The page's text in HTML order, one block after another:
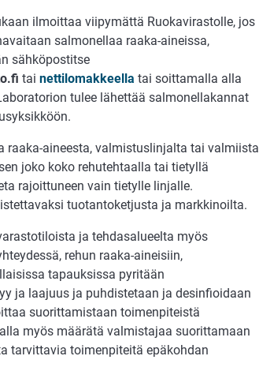
ilmoittaa viipymättä Ruokavirastolle, jos
salmonellaa raaka-aineissa,
sähköpostitse
tai nettilomakkeella tai soittamalla alla
tulee lähettää salmonellakannat
aineesta, valmistuslinjalta tai valmiista
joko koko rehutehtaalla tai tietyllä
rajoittuneen vain tietylle linjalle.
tuotantoketjusta ja markkinoilta.
ja tehdasalueelta myös
rehun raaka-aineisiin,
tapauksissa pyritään
ja laajuus ja puhdistetaan ja desinfioidaan
suorittamistaan toimenpiteistä
myös määrätä valmistajaa suorittamaan
tarvittavia toimenpiteitä epäkohdan